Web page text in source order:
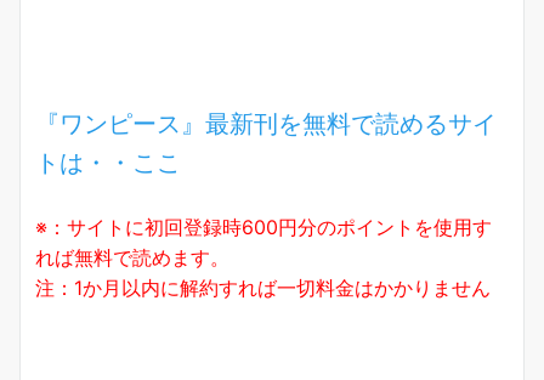
『ワンピース』最新刊を無料で読めるサイ
トは・・ここ
※：サイトに初回登録時600円分のポイントを使用す
れば無料で読めます。
注：1か月以内に解約すれば一切料金はかかりません